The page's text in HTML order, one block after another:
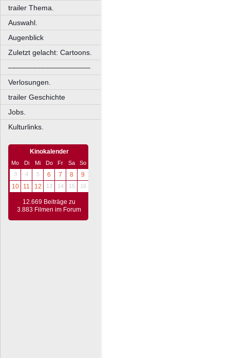
trailer Thema.
Auswahl.
Augenblick
Zuletzt gelacht: Cartoons.
––––––––––––––––––––
Verlosungen.
trailer Geschichte
Jobs.
Kulturlinks.
Kinokalender
Mo Di Mi Do Fr Sa
So
3
4 5 6 7 8
9
10
11 12 13 14 15 16
12.669 Beiträge zu
3.883 Filmen im Forum